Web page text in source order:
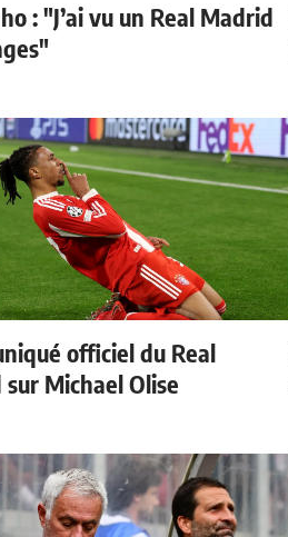
: "J’ai vu un Real Madrid
officiel du Real
Michael Olise